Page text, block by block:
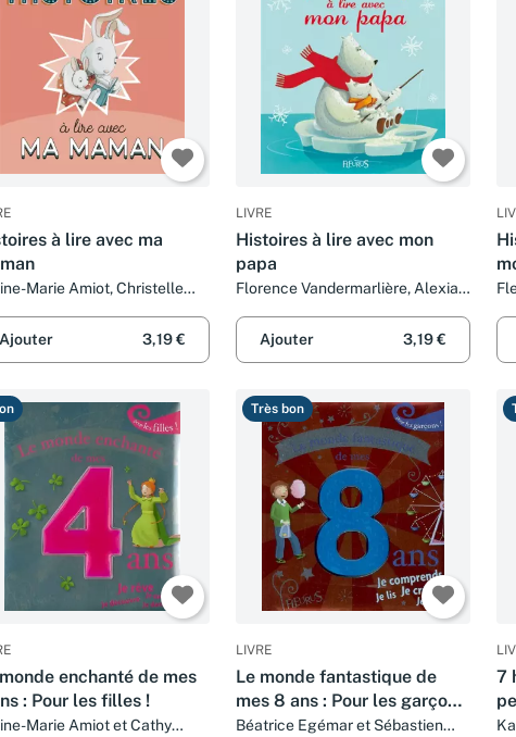
à lire avec ma
Marie Amiot, Christelle
Ajouter
3,19 €
LIVRE
Histoires à lire avec mon
papa
Florence Vandermarlière, Alexia
Karine-Marie Amiot et Collectif
Ajouter 3,19 €
et
enchanté de mes
: Pour les filles !
Marie Amiot et Cathy
Très bon
LIVRE
Le monde fantastique de
mes 8 ans : Pour les garçons
!Béatrice Egémar et Sébastien
7